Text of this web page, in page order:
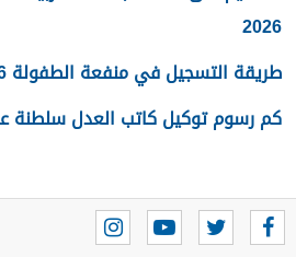
2026
طريقة التسجيل في منفعة الطفولة 2026
كم رسوم توكيل كاتب العدل سلطنة عمان